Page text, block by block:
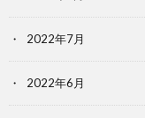
2022年7月
2022年6月